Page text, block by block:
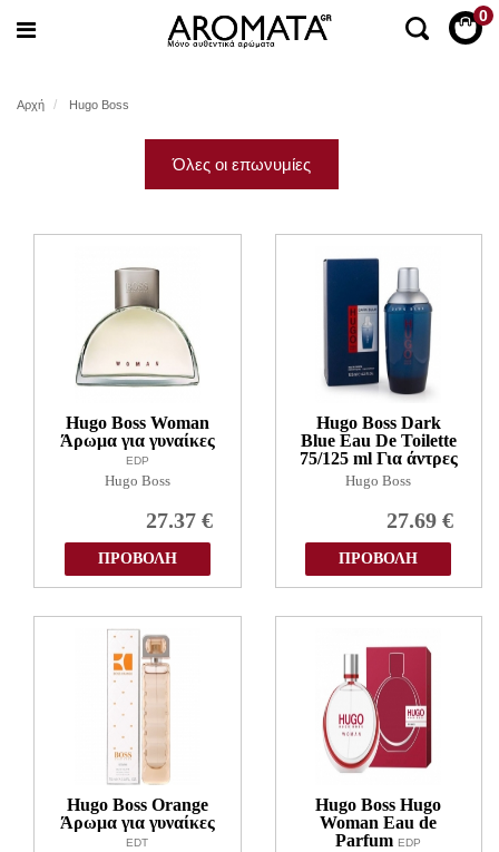
0
Αρχή Hugo Boss
Όλες οι επωνυμίες
Hugo Boss Woman
Άρωμα για γυναίκες
EDP
Hugo Boss
27.37 €
ΠΡΟΒΟΛΗ
Hugo Boss Dark
Blue Eau De Toilette
75/125 ml Για άντρες
EDT
Hugo Boss
27.69 €
ΠΡΟΒΟΛΗ
Hugo Boss Orange
Άρωμα για γυναίκες
EDT
Hugo Boss Hugo
Woman Eau de
ParfumEDP